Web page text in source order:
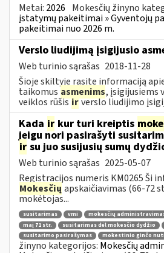
Metai: 2026 Mokesčių žinyno
įstatymų pakeitimai » Gyventojų
pakeitimai nuo 2026 m.
Verslo liudijimą įsigijusio
Web turinio sąrašas 2018-11-28
Šioje skiltyje rasite informaciją
taikomus asmenims, įsigijusiems
veiklos rūšisirverslo liudijimo
Kada ir kur turi kreiptis
jeigu nori pasirašyti
ir su juo susijusių sumų
Web turinio sąrašas 2025-05-07
Registracijos numeris KM0265 Ši
Mokesčių apskaičiavimas (66-72
mokėtojas...
susitarimas vmi mokesčių
maį 71 str.
susitarimas dėl mokesčio dydžio
susitarimo pasirašymas
mokestinio ginčo
žinyno kategorijos: Mokesčių